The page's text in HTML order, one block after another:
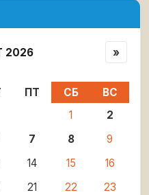
2026 »
ПТ СБ
ВС
1
2
7 8
9
14 15
16
21 22
23